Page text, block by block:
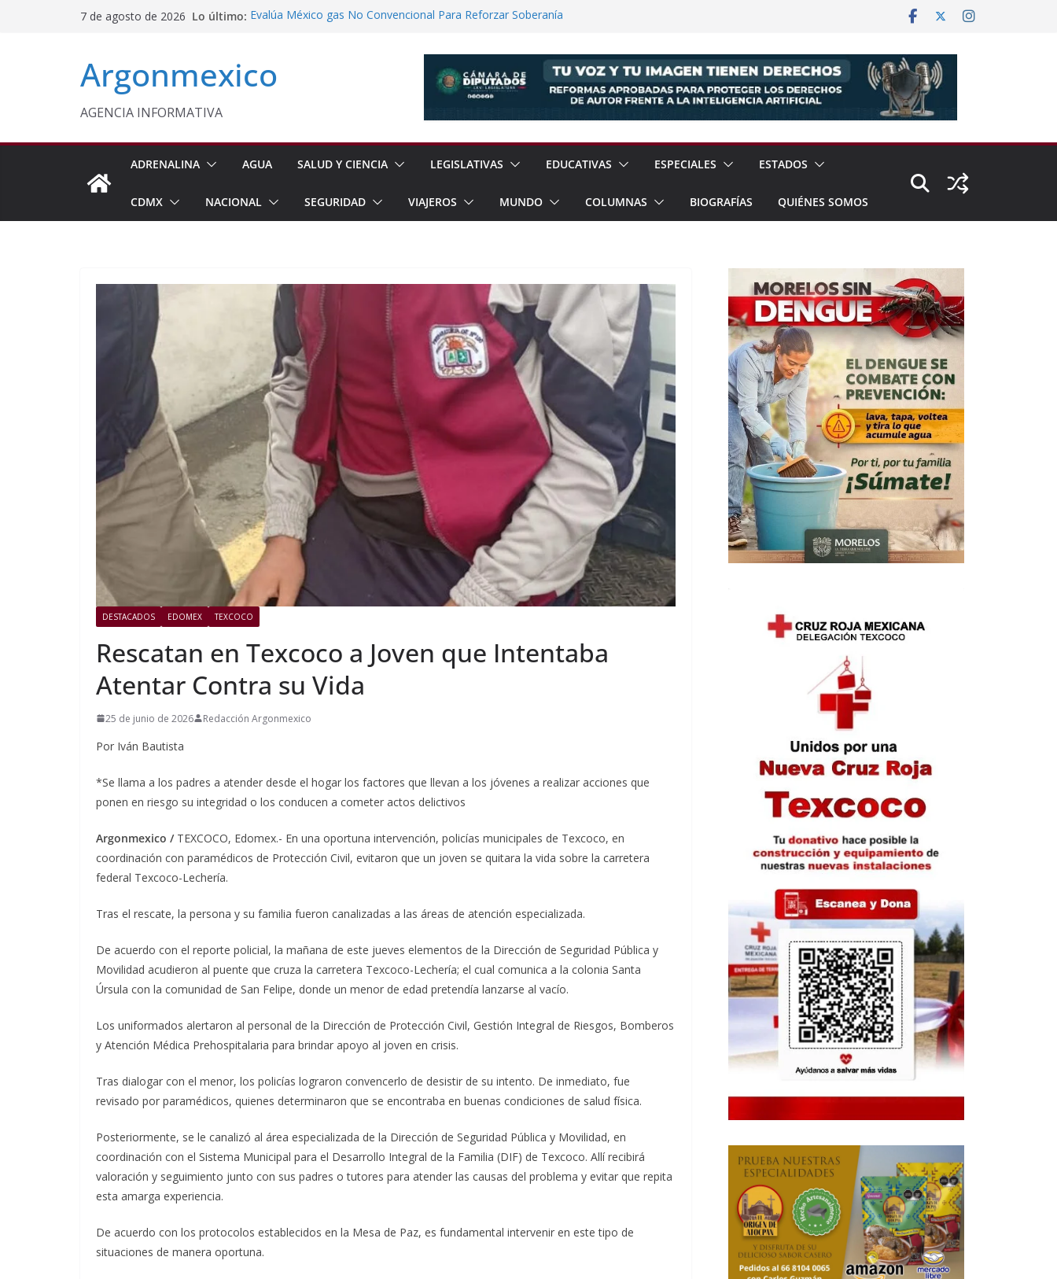
7 de agosto de 2026 Lo último: Evalúa México gas No Convencional Para Reforzar Soberanía
Texcoco Fortalece Prestaciones de Trabajadores del
Aseguran Casi 10 Millones de Cigarrillos Apócrifos en
Michoacán
Argonmexico
AGENCIA INFORMATIVA
ADRENALINA AGUA SALUD Y CIENCIA LEGISLATIVAS EDUCATIVAS ESPECIALES ESTADOS
CDMX NACIONAL SEGURIDAD VIAJEROS MUNDO COLUMNAS BIOGRAFÍAS QUIÉNES SOMOS
DESTACADOS EDOMEX TEXCOCO
Rescatan en Texcoco a Joven que Intentaba
Atentar Contra su Vida
25 de junio de 2026 Redacción Argonmexico
Por Iván Bautista
*Se llama a los padres a atender desde el hogar los factores que llevan a los jóvenes a realizar acciones que
ponen en riesgo su integridad o los conducen a cometer actos delictivos
Argonmexico / TEXCOCO, Edomex.- En una oportuna intervención, policías municipales de Texcoco, en
coordinación con paramédicos de Protección Civil, evitaron que un joven se quitara la vida sobre la carretera
federal Texcoco-Lechería.
Tras el rescate, la persona y su familia fueron canalizadas a las áreas de atención especializada.
De acuerdo con el reporte policial, la mañana de este jueves elementos de la Dirección de Seguridad Pública y
Movilidad acudieron al puente que cruza la carretera Texcoco-Lechería; el cual comunica a la colonia Santa
Úrsula con la comunidad de San Felipe, donde un menor de edad pretendía lanzarse al vacío.
Los uniformados alertaron al personal de la Dirección de Protección Civil, Gestión Integral de Riesgos, Bomberos
y Atención Médica Prehospitalaria para brindar apoyo al joven en crisis.
Tras dialogar con el menor, los policías lograron convencerlo de desistir de su intento. De inmediato, fue
revisado por paramédicos, quienes determinaron que se encontraba en buenas condiciones de salud física.
Posteriormente, se le canalizó al área especializada de la Dirección de Seguridad Pública y Movilidad, en
coordinación con el Sistema Municipal para el Desarrollo Integral de la Familia (DIF) de Texcoco. Allí recibirá
valoración y seguimiento junto con sus padres o tutores para atender las causas del problema y evitar que repita
esta amarga experiencia.
De acuerdo con los protocolos establecidos en la Mesa de Paz, es fundamental intervenir en este tipo de
situaciones de manera oportuna.